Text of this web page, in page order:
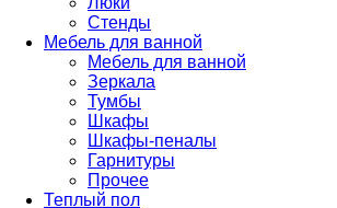
Стенды
Мебель для ванной
Мебель для ванной
Зеркала
Тумбы
Шкафы
Шкафы-пеналы
Гарнитуры
Прочее
Теплый пол